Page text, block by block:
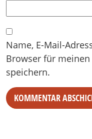
Name, E-Mail-
Browser für
speichern.